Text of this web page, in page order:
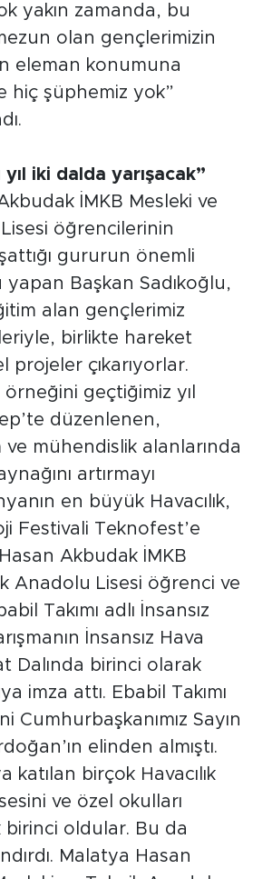
yakın zamanda, bu
olan gençlerimizin
eleman konumuna
hiç şüphemiz yok”
iki dalda yarışacak”
İMKB Mesleki ve
öğrencilerinin
gururun önemli
Başkan Sadıkoğlu,
alan gençlerimiz
birlikte hareket
projeler çıkarıyorlar.
geçtiğimiz yıl
düzenlenen,
ve mühendislik alanlarında
artırmayı
en büyük Havacılık,
Festivali Teknofest’e
Akbudak İMKB
Anadolu Lisesi öğrenci ve
Takımı adlı İnsansız
İnsansız Hava
Dalında birinci olarak
imza attı. Ebabil Takımı
Cumhurbaşkanımız Sayın
elinden almıştı.
katılan birçok Havacılık
ve özel okulları
birinci oldular. Bu da
Malatya Hasan